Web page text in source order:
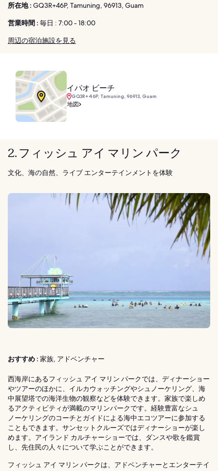
所在地 : GQ3R+46P, Tamuning, 96913, Guam
営業時間 : 毎日 : 7:00 - 18:00
周辺の宿泊施設を見る
イパオ ビーチ
GQ3R+46P, Tamuning, 96913, Guam
地図
2. フィッシュ アイ マリン パーク
文化、海の自然、ライブ エンターテインメントを体験
おすすめ : 家族, アドベンチャー
西海岸にあるフィッシュ アイ マリン パークでは、ディナーショー
やツアーのほかに、イルカウォッチングやシュノーケリング、海
中展望塔での海洋生物の観察などを体験できます。家族で楽しめ
るアクティビティが満載のマリンパークです。経験豊富なシュ
ノーケリングのコーチとガイドによる海中エコツアーに参加する
こともできます。サンセットクルーズではディナーショーが楽し
めます。アイランド カルチャーショーでは、ダンスや歌を鑑賞
し、先住民の人々について学ぶことができます。
フィッシュ アイ マリン パークは、アドベンチャーとエンターテイ